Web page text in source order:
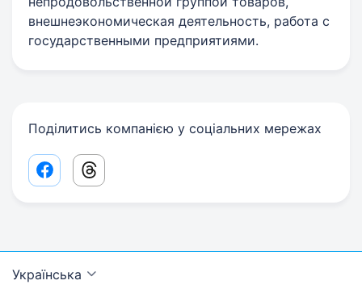
внешнеэкономическая деятельность, работа с
государственными предприятиями.
Поділитись компанією у соціальних мережах
Facebook share link
Threads share link
Українська